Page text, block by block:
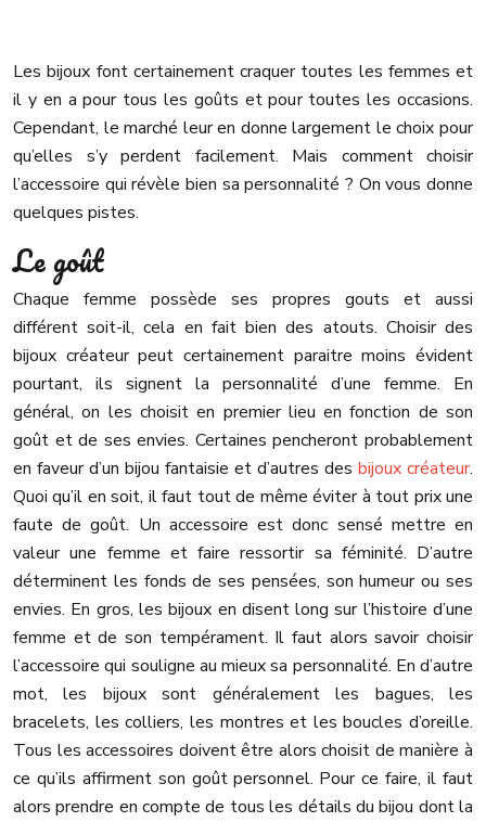
Les bijoux font certainement craquer toutes les femmes et
il y en a pour tous les goûts et pour toutes les occasions.
Cependant, le marché leur en donne largement le choix pour
qu’elles s’y perdent facilement. Mais comment choisir
l’accessoire qui révèle bien sa personnalité ? On vous donne
quelques pistes.
Le goût
Chaque femme possède ses propres gouts et aussi
différent soit-il, cela en fait bien des atouts. Choisir des
bijoux créateur peut certainement paraitre moins évident
pourtant, ils signent la personnalité d’une femme. En
général, on les choisit en premier lieu en fonction de son
goût et de ses envies. Certaines pencheront probablement
en faveur d’un bijou fantaisie et d’autres des bijoux créateur.
Quoi qu’il en soit, il faut tout de même éviter à tout prix une
faute de goût. Un accessoire est donc sensé mettre en
valeur une femme et faire ressortir sa féminité. D’autre
déterminent les fonds de ses pensées, son humeur ou ses
envies. En gros, les bijoux en disent long sur l’histoire d’une
femme et de son tempérament. Il faut alors savoir choisir
l’accessoire qui souligne au mieux sa personnalité. En d’autre
mot, les bijoux sont généralement les bagues, les
bracelets, les colliers, les montres et les boucles d’oreille.
Tous les accessoires doivent être alors choisit de manière à
ce qu’ils affirment son goût personnel. Pour ce faire, il faut
alors prendre en compte de tous les détails du bijou dont la